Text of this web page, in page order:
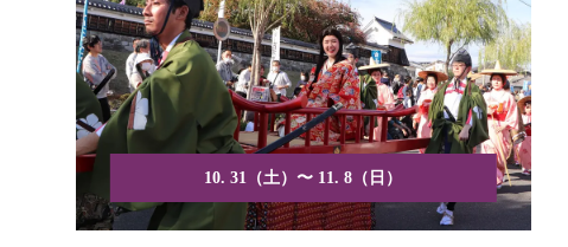
10. 31（土）〜 11. 8（日）